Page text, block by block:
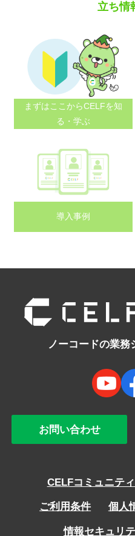
立ち情
まずはここからCELFを知
る・学ぶ
導入事例
ノーコードの業
お問い合わせ
CELFコミュニテ
ご利用条件 個人
情報セキュリ